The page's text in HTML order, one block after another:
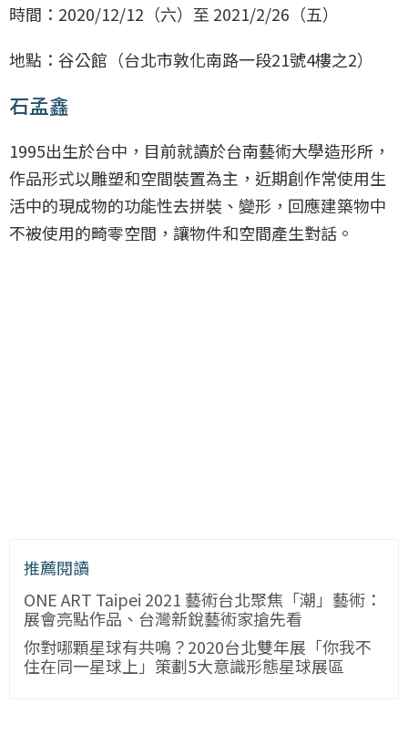
時間：2020/12/12（六）至 2021/2/26（五）
地點：谷公館（台北市敦化南路一段21號4樓之2）
石孟鑫
1995出生於台中，目前就讀於台南藝術大學造形所，
作品形式以雕塑和空間裝置為主，近期創作常使用生
活中的現成物的功能性去拼裝、變形，回應建築物中
不被使用的畸零空間，讓物件和空間產生對話。
推薦閱讀
ONE ART Taipei 2021 藝術台北聚焦「潮」藝術：
展會亮點作品、台灣新銳藝術家搶先看
你對哪顆星球有共鳴？2020台北雙年展「你我不
住在同一星球上」策劃5大意識形態星球展區